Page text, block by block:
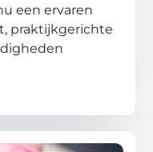
een ervaren
praktijkgerichte